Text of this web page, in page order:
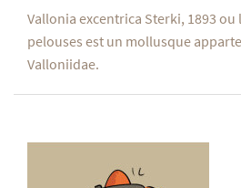
Vallonia excentrica Sterki, 1893 ou
pelouses est un mollusque
Valloniidae.